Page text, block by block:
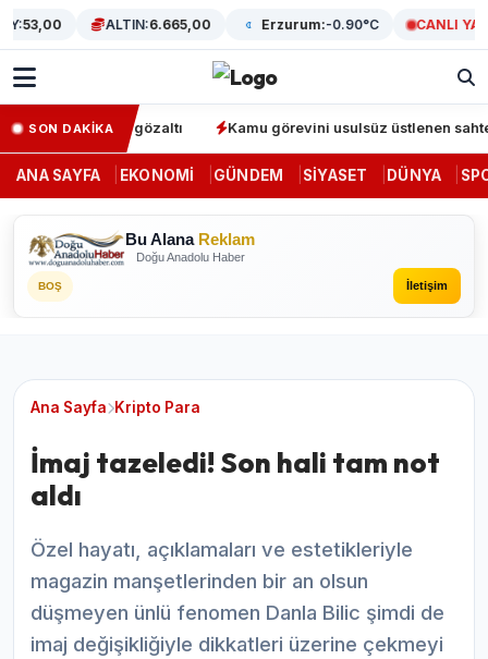
53,00 ALTIN:6.665,00 Erzurum:-0.90°C CANLI YAYIN
SON DAKİKA64 gözaltı Kamu görevini usulsüz üstlenen sahte
ANA SAYFA EKONOMI GÜNDEM SIYASET DÜNYA
Bu Alana Reklam
Doğu Anadolu Haber
BOŞ İletişim
Ana Sayfa Kripto Para
İmaj tazeledi! Son hali tam not
aldı
Özel hayatı, açıklamaları ve estetikleriyle
magazin manşetlerinden bir an olsun
düşmeyen ünlü fenomen Danla Bilic şimdi de
imaj değişikliğiyle dikkatleri üzerine çekmeyi